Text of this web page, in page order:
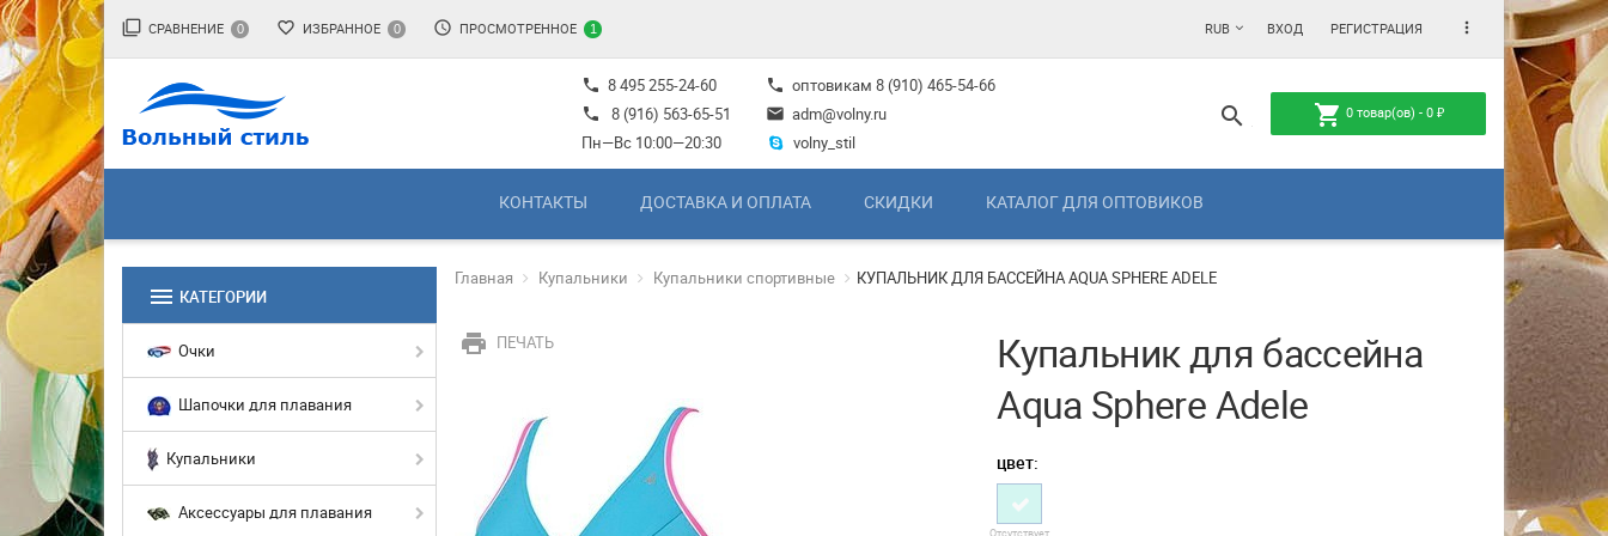
filter_none СРАВНЕНИЕ 0 favorite_border ИЗБРАННОЕ 0 access_time ПРОСМОТРЕННОЕ 1 RUB ВХОД РЕГИСТРАЦИЯ more_vert
phone 8 495 255-24-60
phone
8 (916) 563-65-51
Пн—Вс 10:00—20:30
phone оптовикам 8 (910) 465-54-66
mail adm@volny.ru
volny_stil
search shopping_cart 0товар(ов) - 0 ₽
КОНТАКТЫ ДОСТАВКА И ОПЛАТА СКИДКИ КАТАЛОГ ДЛЯ ОПТОВИКОВ
menu КАТЕГОРИИ
Очки
Шапочки для плавания
Купальники
Аксессуары для плавания
Главная Купальники Купальники спортивные КУПАЛЬНИК ДЛЯ БАССЕЙНА AQUA SPHERE ADELE
print ПЕЧАТЬ
Купальник для бассейна
Aqua Sphere Adele
цвет: